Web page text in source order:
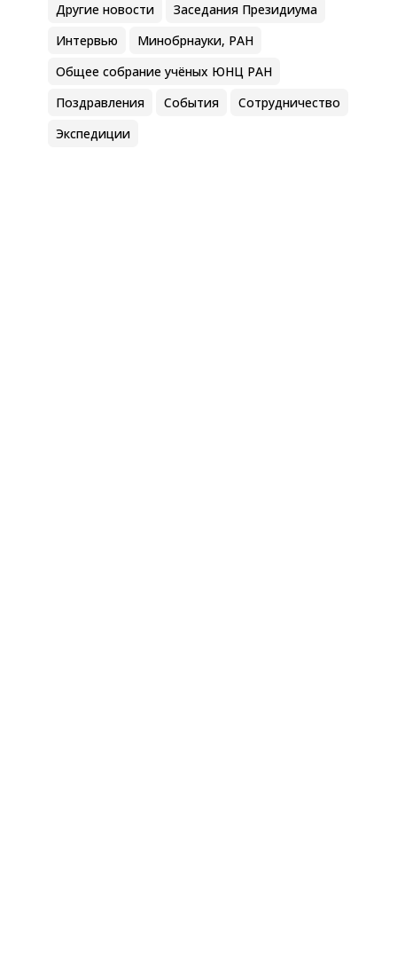
Другие новости
Заседания Президиума
Интервью
Минобрнауки, РАН
Общее собрание учёных ЮНЦ РАН
Поздравления
События
Сотрудничество
Экспедиции